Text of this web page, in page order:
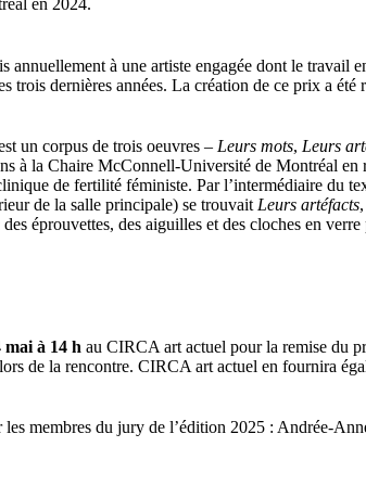
en 2024.
annuellement à une artiste engagée dont le
trois dernières années. La création de ce prix a
un corpus de trois oeuvres – Leurs mots, Leurs
à la Chaire McConnell-Université de Montréal
de fertilité féministe. Par l’intermédiaire du
de la salle principale) se trouvait Leurs artéfacts
des éprouvettes, des aiguilles et des cloches en
mai à 14 h au CIRCA art actuel pour la remise du
de la rencontre. CIRCA art actuel en fournira
membres du jury de l’édition 2025 : Andrée-